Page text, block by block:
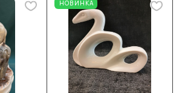
НОВИНКА